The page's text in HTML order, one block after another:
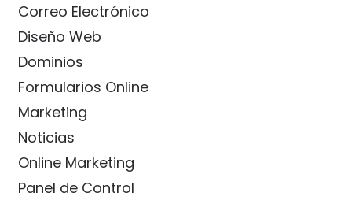
Correo Electrónico
Diseño Web
Dominios
Formularios Online
Marketing
Noticias
Online Marketing
Panel de Control